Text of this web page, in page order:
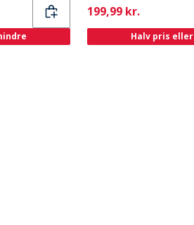
Current
199,99 kr.
Halv pris